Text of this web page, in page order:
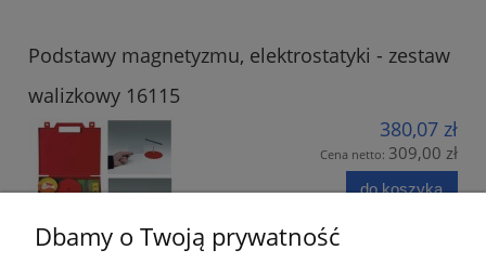
Podstawy magnetyzmu, elektrostatyki - zestaw
walizkowy 16115
380,07 zł
Cena netto: 309,00 zł
do koszyka
Dbamy o Twoją prywatność